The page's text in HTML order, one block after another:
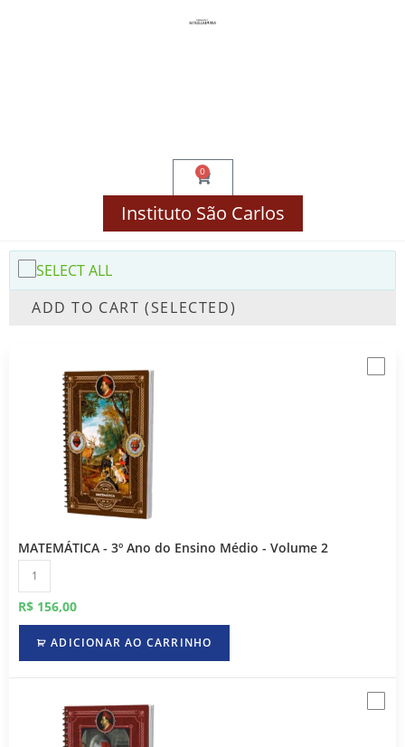
0
Instituto São Carlos
SELECT ALL
ADD TO CART (SELECTED)
MATEMÁTICA - 3º Ano do Ensino Médio - Volume 2
R$ 156,00
ADICIONAR AO CARRINHO